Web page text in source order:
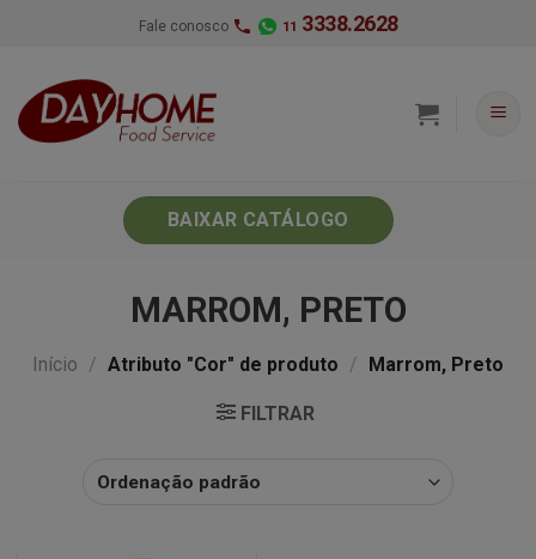
Fale conosco 11 3338.2628
BAIXAR CATÁLOGO
MARROM, PRETO
Início / Atributo "Cor" de produto / Marrom, Preto
FILTRAR